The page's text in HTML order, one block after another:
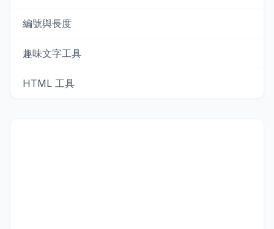
編號與長度
趣味文字工具
HTML 工具